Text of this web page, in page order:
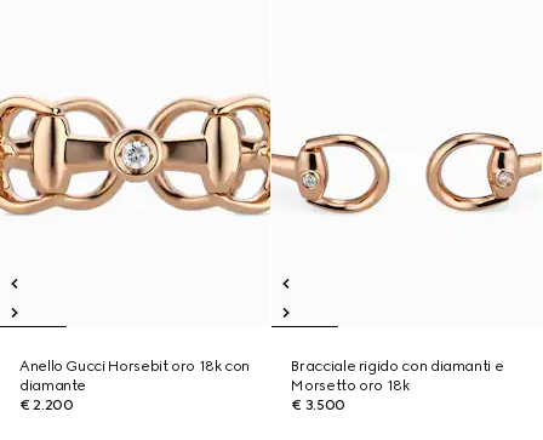
Anello Gucci Horsebit oro 18k con
diamante
€ 2.200
Bracciale rigido con diamanti e
Morsetto oro 18k
€ 3.500